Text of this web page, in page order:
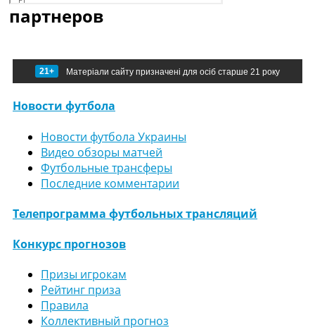
партнеров
21+ Матеріали сайту призначені для осіб старше 21 року
Новости футбола
Новости футбола Украины
Видео обзоры матчей
Футбольные трансферы
Последние комментарии
Телепрограмма футбольных трансляций
Конкурс прогнозов
Призы игрокам
Рейтинг приза
Правила
Коллективный прогноз